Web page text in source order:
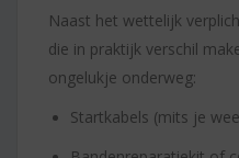
Naast het wettelijk
die in praktijk verschil
ongelukje onderweg:
Startkabels (mits je